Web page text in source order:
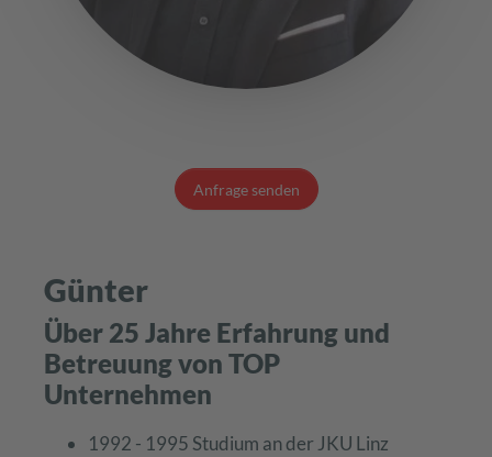
Anfrage senden
Günter
Über 25 Jahre Erfahrung und
Betreuung von TOP
Unternehmen
1992 - 1995 Studium an der JKU Linz